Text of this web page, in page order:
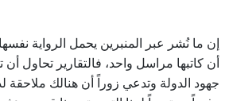
إن ما نُشر عبر المنبرين يحمل الرواية
أن كاتبها مراسل واحد، فالتقارير تحاول
جهود الدولة وتدعي زوراً أن هنالك ملاحقة